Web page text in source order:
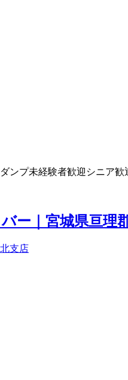
ダンプ未経験者歓迎 シニア歓
ー｜宮城県亘理
支店